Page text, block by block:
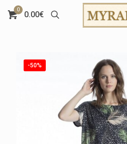
0
0.00€
-50%